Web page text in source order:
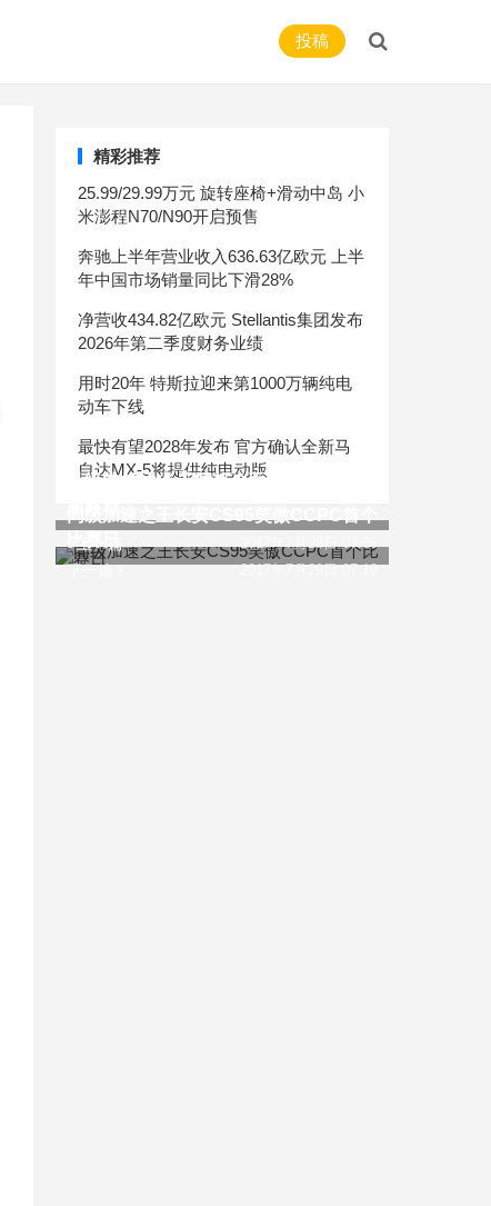
投稿
精彩推荐
25.99/29.99万元 旋转座椅+滑动中岛 小
米澎程N70/N90开启预售
奔驰上半年营业收入636.63亿欧元 上半
年中国市场销量同比下滑28%
净营收434.82亿欧元 Stellantis集团发布
2026年第二季度财务业绩
用时20年 特斯拉迎来第1000万辆纯电
动车下线
最快有望2028年发布 官方确认全新马
自达MX-5将提供纯电动版
上一篇
升级的舒适 长安凌轩全面定义MPV用车
2017年7月28日 07:36
下一篇 2017年7月29日 07:10